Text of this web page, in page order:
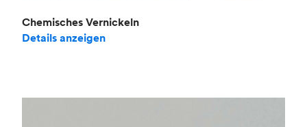
Chemisches Vernickeln
Details anzeigen